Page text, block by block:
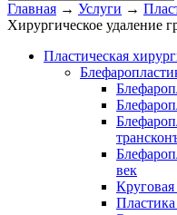
Главная → Услуги →
Хирургическое удаление
Пластическая
век
Круговая